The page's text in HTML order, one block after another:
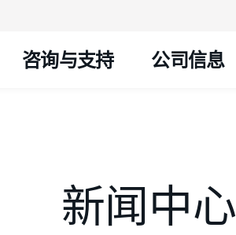
咨询与支持 公司信息
新闻中心